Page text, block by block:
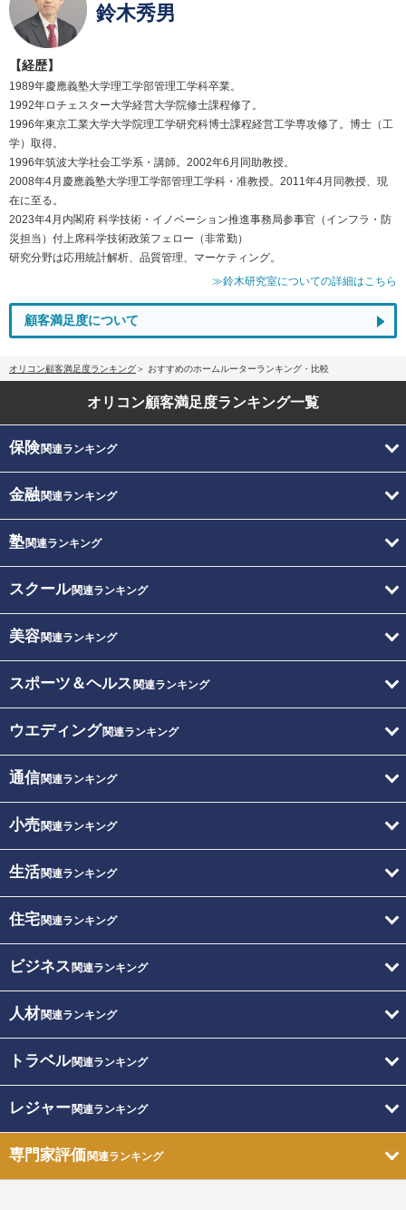
鈴木秀男
【経歴】
1989年慶應義塾大学理工学部管理工学科卒業。
1992年ロチェスター大学経営大学院修士課程修了。
1996年東京工業大学大学院理工学研究科博士課程経営工学専攻修了。博士（工
学）取得。
1996年筑波大学社会工学系・講師。2002年6月同助教授。
2008年4月慶應義塾大学理工学部管理工学科・准教授。2011年4月同教授、現
在に至る。
2023年4月内閣府 科学技術・イノベーション推進事務局参事官（インフラ・防
災担当）付上席科学技術政策フェロー（非常勤）
研究分野は応用統計解析、品質管理、マーケティング。
≫鈴木研究室についての詳細はこちら
顧客満足度について
オリコン顧客満足度ランキング おすすめのホームルーターランキング・比較
オリコン顧客満足度ランキング一覧
保険関連ランキング
金融関連ランキング
塾関連ランキング
スクール関連ランキング
美容関連ランキング
スポーツ＆ヘルス 関連ランキング
ウエディング関連ランキング
通信関連ランキング
小売関連ランキング
生活関連ランキング
住宅関連ランキング
ビジネス 関連ランキング
人材関連ランキング
トラベル関連ランキング
レジャー関連ランキング
専門家評価関連ランキング